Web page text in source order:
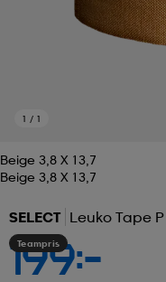
1 / 1
Beige 3,8 X 13,7
Beige 3,8 X 13,7
SELECT Leuko Tape P
Teampris
199:-